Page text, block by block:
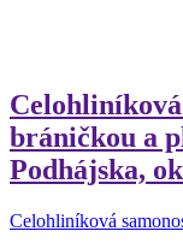
bráničkou a
Podhájska,
Celohliníková